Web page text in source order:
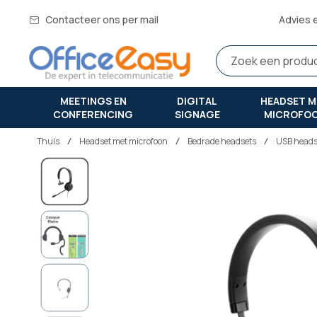
Contacteer ons per mail Advies
MEETINGS EN
CONFERENCING
DIGITAL
SIGNAGE
HEADSET
Thuis headset met microfoon Bedrade headsets USB
Ga
einde
van
de
afbeeldingen-
gallerij